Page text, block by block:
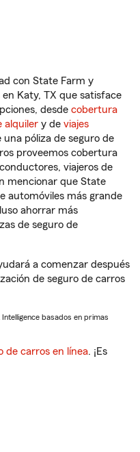
con State Farm y
en Katy, TX que satisface
desde cobertura
alquiler y de viajes
una póliza de seguro de
proveemos cobertura
viajeros de
mencionar que State
automóviles más grande
ahorrar más
de seguro de
a comenzar después
de seguro de carros
basados en primas
de carros en línea. ¡Es